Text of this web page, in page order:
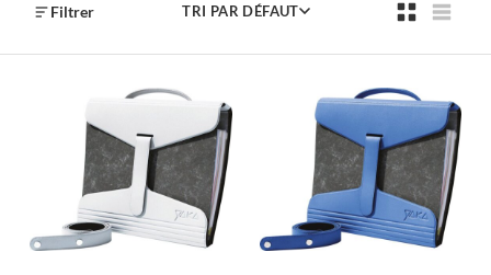
Filtrer TRI PAR DÉFAUT